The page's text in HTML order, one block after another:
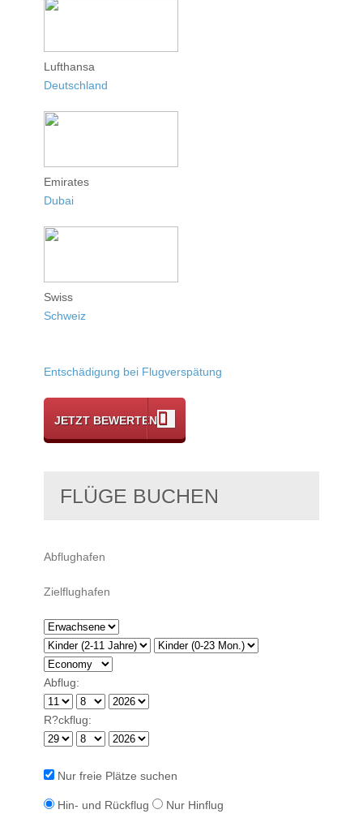
Lufthansa
Deutschland
Emirates
Dubai
Swiss
Schweiz
Entschädigung bei Flugverspätung
JETZT BEWERTEN
FLÜGE BUCHEN
Abflug:
R?ckflug:
Nur freie Plätze suchen
Hin- und Rückflug Nur Hinflug